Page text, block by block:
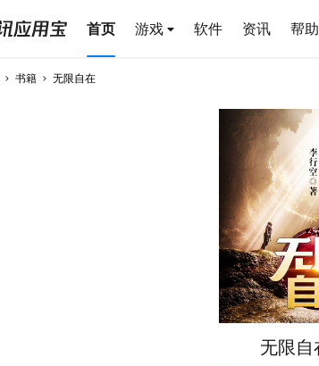
首页 游戏 软件 资讯 帮
书籍 无限自在
无限自